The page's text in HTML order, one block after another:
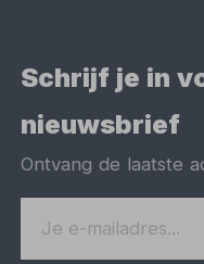
Schrijf je in
nieuwsbrief
Ontvang de laatste